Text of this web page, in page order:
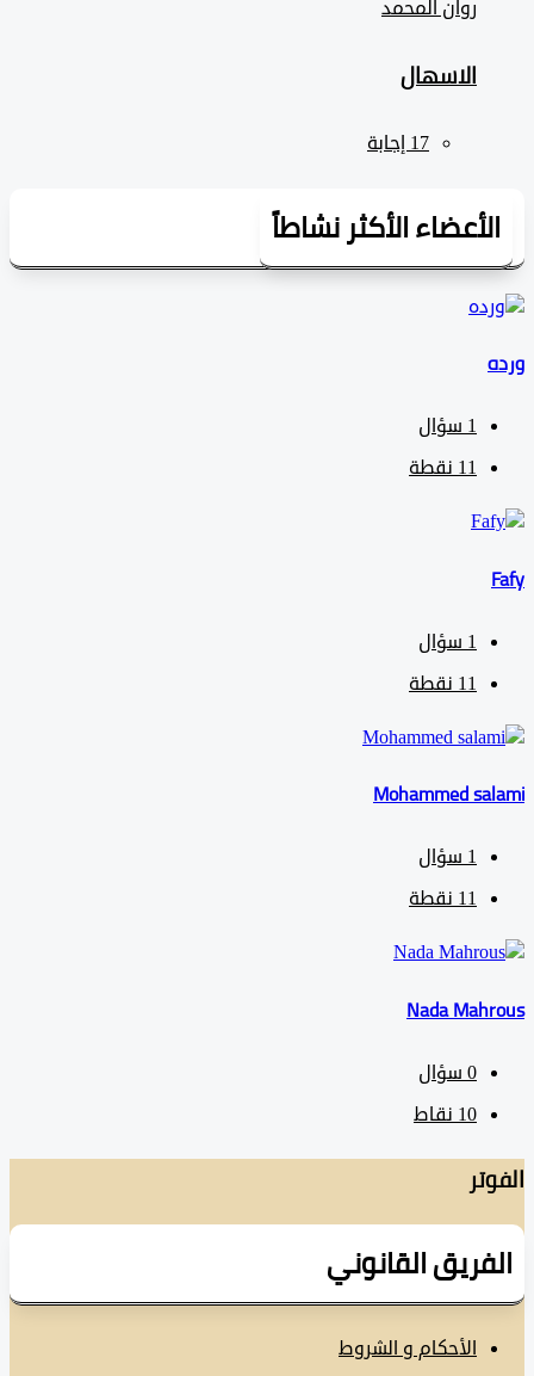
روان المحمد
الاسهال
الأكثر نشاطاً
سؤال
نقطة
سؤال
نقطة
Mohammed
سؤال
نقطة
Nada
سؤال
نقاط
القانوني
الأحكام و الشروط